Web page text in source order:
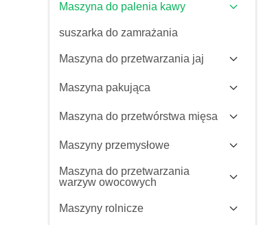
Maszyna do palenia kawy
suszarka do zamrażania
Maszyna do przetwarzania jaj
Maszyna pakująca
Maszyna do przetwórstwa mięsa
Maszyny przemysłowe
Maszyna do przetwarzania
warzyw owocowych
Maszyny rolnicze